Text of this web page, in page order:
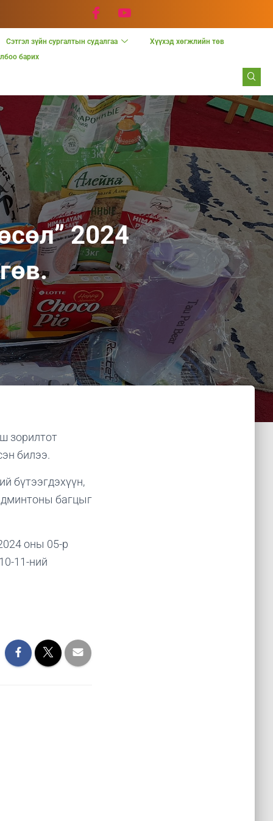
Сэтгэл зүйн сургалтын судалгаа
Хүүхэд хөгжлийн төв
барих
2024
зорилтот
билээ.
бүтээгдэхүүн,
багцыг
оны 05-р
11-ний